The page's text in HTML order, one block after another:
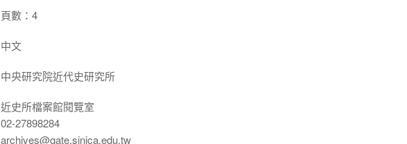
頁數：4
中文
中央研究院近代史研究所
近史所檔案館閱覽室
02-27898284
archives@gate.sinica.edu.tw